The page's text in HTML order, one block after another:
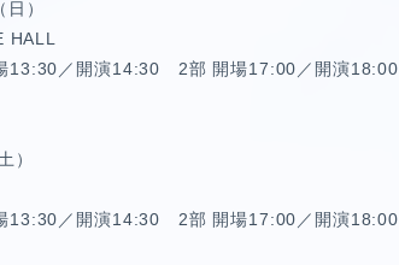
）
HALL
13:30／開演14:30 2部 開場17:00／開演18:00
）
13:30／開演14:30 2部 開場17:00／開演18:00